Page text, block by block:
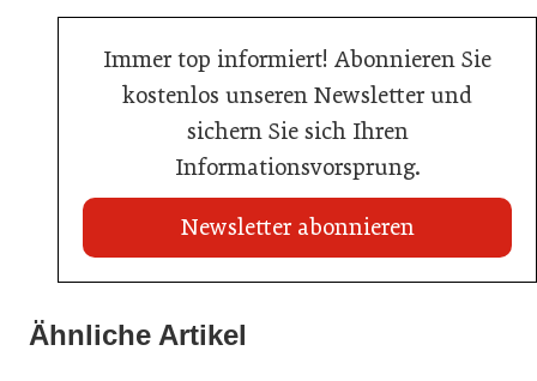
Immer top informiert! Abonnieren Sie
kostenlos unseren Newsletter und
sichern Sie sich Ihren
Informationsvorsprung.
Newsletter abonnieren
Ähnliche Artikel
Travel Start-up Night 2026: Beste Tourismus-Idee